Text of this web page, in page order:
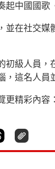
中國國歌
並在社交媒
初級人員，
這名人員
更精彩內容：